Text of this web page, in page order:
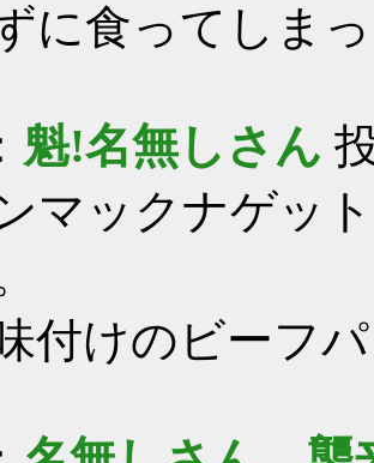
に食ってしま
魁!名無しさん
マックナゲッ
付けのビーフ